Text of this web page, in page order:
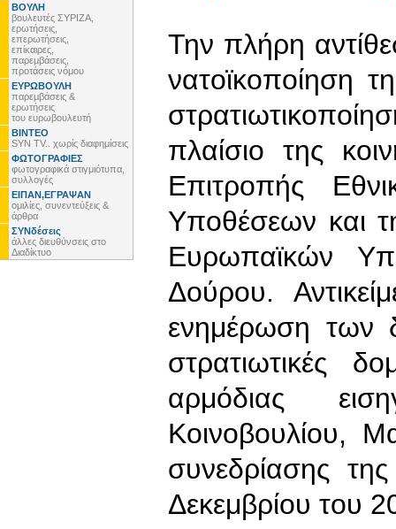
ΒΟΥΛΗ
βουλευτές ΣΥΡΙΖΑ,
ερωτήσεις,
επερωτήσεις,
επίκαιρες,
παρεμβάσεις,
προτάσεις νόμου
ΕΥΡΩΒΟΥΛΗ
παρεμβάσεις &
ερωτήσεις
του ευρωβουλευτή
ΒΙΝΤΕΟ
SYN TV.. χωρίς διαφημίσεις
ΦΩΤΟΓΡΑΦΙΕΣ
φωτογραφικά στιγμιότυπα,
συλλογές
ΕΙΠΑΝ,ΕΓΡΑΨΑΝ
ομιλίες, συνεντεύξεις &
άρθρα
ΣΥΝδέσεις
άλλες διευθύνσεις στο
Διαδίκτυο
Την πλήρη
νατοϊκοποίηση
πλαίσιο της
Επιτροπής
Υποθέσεων και
Ευρωπαϊκών
Δούρου.
ενημέρωση των
στρατιωτικές
αρμόδιας
Κοινοβουλίου,
συνεδρίασης
Δεκεμβρίου του